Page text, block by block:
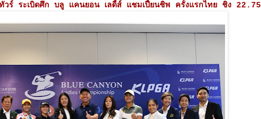
วร์ ระเบิดศึก บลู แคนยอน เลดี้ส์ แชมเปี้ยนชิพ ครั้งแรกไทย ชิง 22.75